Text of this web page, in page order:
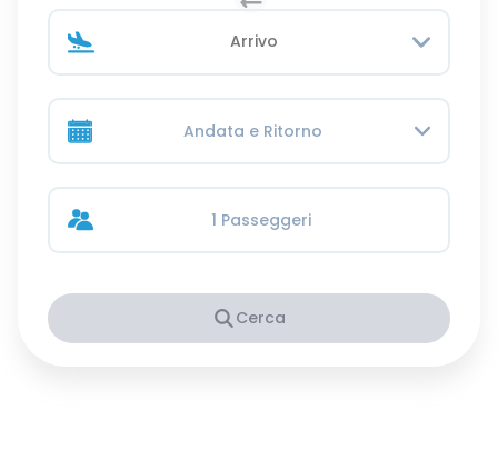
Andata e Ritorno
1 Passeggeri
Cerca